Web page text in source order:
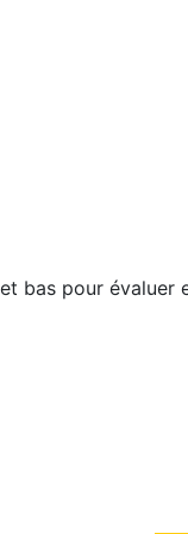
bas pour évaluer